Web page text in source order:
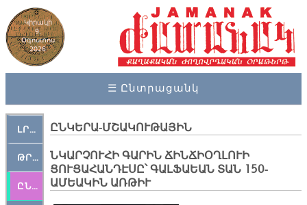
Կիրակի
9,
Օգոստոս
2026
☰ Ընտրացանկ
ԼՐԱՀՈՍ
ԹՐՔԱՀԱՅ ԿԵԱՆՔ
ԸՆԿԵՐԱՄՇԱԿՈՒԹԱՅԻՆ
ԸՆԿԵՐԱ-ՄՇԱԿՈՒԹԱՅԻՆ
ՆԿԱՐՉՈՒՀԻ ԳԱՐԻՆ ՃԻՆՃԻՕՂԼՈՒԻ
ՑՈՒՑԱՀԱՆԴԷՍԸ՝ ԳԱԼՖԱԵԱՆ ՏԱՆ 150-
ԱՄԵԱԿԻՆ ԱՌԹԻՒ